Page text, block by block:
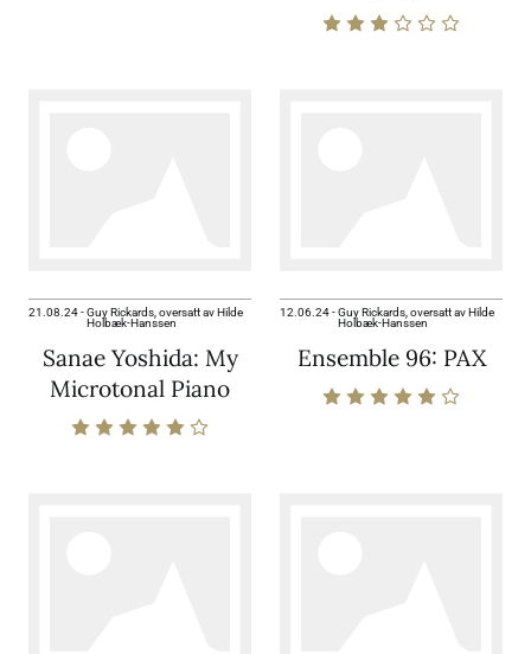
21.08.24-Guy Rickards, oversatt av Hilde
Holbæk-Hanssen
Sanae Yoshida: My
Microtonal Piano
12.06.24-Guy Rickards, oversatt av Hilde
Holbæk-Hanssen
Ensemble 96: PAX